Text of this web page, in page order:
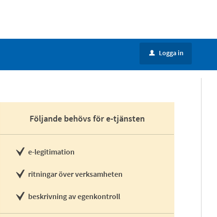
u Logga in
Följande behövs för e-tjänsten
e-legitimation
ritningar över verksamheten
beskrivning av egenkontroll